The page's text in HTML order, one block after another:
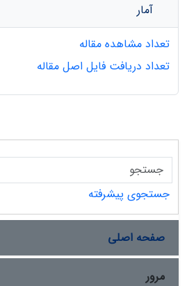
آمار
تعداد مشاهده مقاله
تعداد دریافت فایل اصل مقاله
جستجوی پیشرفته
صفحه اصلی
مرور